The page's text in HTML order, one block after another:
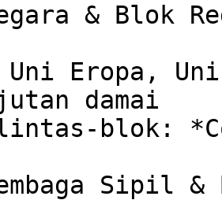
& Blok
Uni Eropa,
damai
blok:
Sipil &